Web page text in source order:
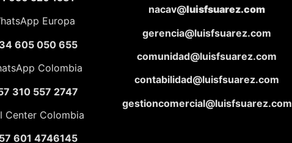
Europa
605 050 655
Colombia
310 557 2747
Center Colombia
601 4746145
nacav@luisfsuarez.com
gerencia@luisfsuarez.com
comunidad@luisfsuarez.com
contabilidad@luisfsuarez.com
gestioncomercial@luisfsuarez.com